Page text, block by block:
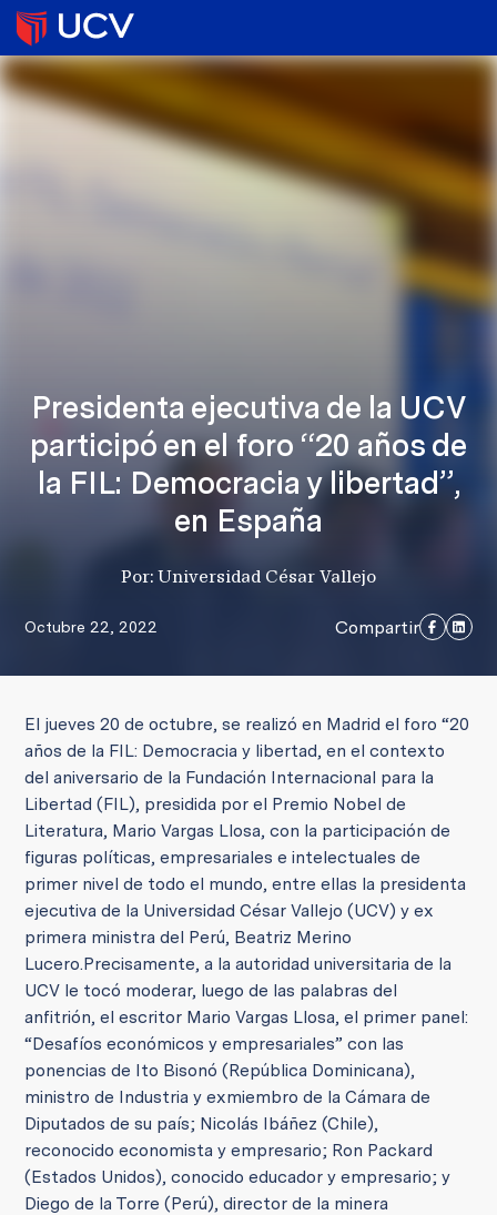
Presidenta ejecutiva de la UCV
participó en el foro “20 años de
la FIL: Democracia y libertad”,
en España
Por: Universidad César Vallejo
Octubre 22, 2022 Compartir
El jueves 20 de octubre, se realizó en Madrid el foro “20
años de la FIL: Democracia y libertad, en el contexto
del aniversario de la Fundación Internacional para la
Libertad (FIL), presidida por el Premio Nobel de
Literatura, Mario Vargas Llosa, con la participación de
figuras políticas, empresariales e intelectuales de
primer nivel de todo el mundo, entre ellas la presidenta
ejecutiva de la Universidad César Vallejo (UCV) y ex
primera ministra del Perú, Beatriz Merino
Lucero.Precisamente, a la autoridad universitaria de la
UCV le tocó moderar, luego de las palabras del
anfitrión, el escritor Mario Vargas Llosa, el primer panel:
“Desafíos económicos y empresariales” con las
ponencias de Ito Bisonó (República Dominicana),
ministro de Industria y exmiembro de la Cámara de
Diputados de su país; Nicolás Ibáñez (Chile),
reconocido economista y empresario; Ron Packard
(Estados Unidos), conocido educador y empresario; y
Diego de la Torre (Perú), director de la minera